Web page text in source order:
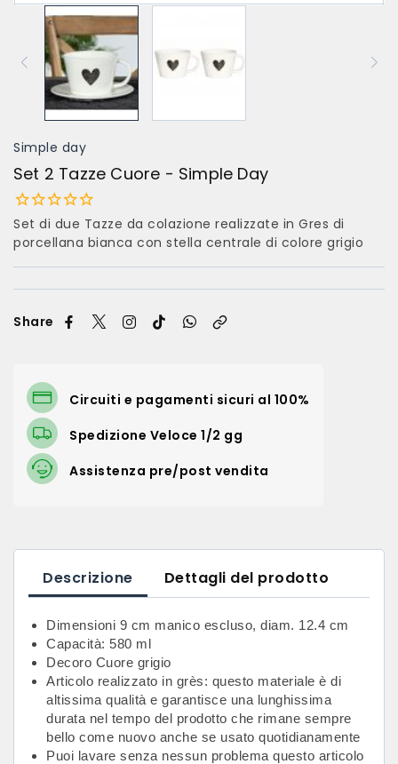
Simple day
Set 2 Tazze Cuore - Simple Day
Set di due Tazze da colazione realizzate in Gres di
porcellana bianca con stella centrale di colore grigio
Share
Circuiti e pagamenti sicuri al 100%
Spedizione Veloce 1/2 gg
Assistenza pre/post vendita
Descrizione Dettagli del prodotto
Dimensioni 9 cm manico escluso, diam. 12.4 cm
Capacità: 580 ml
Decoro Cuore grigio
Articolo realizzato in grès: questo materiale è di
altissima qualità e garantisce una lunghissima
durata nel tempo del prodotto che rimane sempre
bello come nuovo anche se usato quotidianamente
Puoi lavare senza nessun problema questo articolo